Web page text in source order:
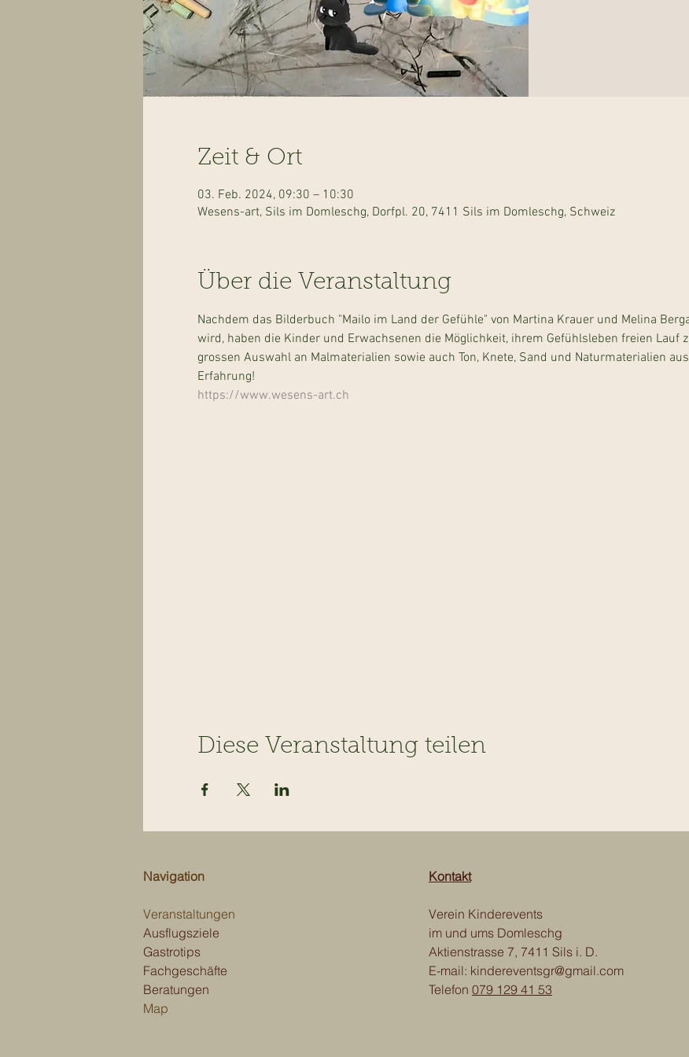
Zeit & Ort
03. Feb. 2024, 09:30 – 10:30
Wesens-art, Sils im Domleschg, Dorfpl. 20, 7411 Sils im Domleschg, Schweiz
Über die Veranstaltung
Nachdem das Bilderbuch "Mailo im Land der Gefühle" von Martina Krauer und Melina
wird, haben die Kinder und Erwachsenen die Möglichkeit, ihrem Gefühlsleben freien Lauf
grossen Auswahl an Malmaterialien sowie auch Ton, Knete, Sand und Naturmaterialien
Erfahrung!
https://www.wesens-art.ch
Diese Veranstaltung teilen
Navigation
Veranstaltungen
Ausflugsziele
Gastrotips
Fachgeschäfte
Beratungen
Map
Kontakt
Verein Kinderevents
im und ums Domleschg
Aktienstrasse 7, 7411 Sils i. D.
E-mail: kindereventsgr@gmail.com
Telefon 079 129 41 53